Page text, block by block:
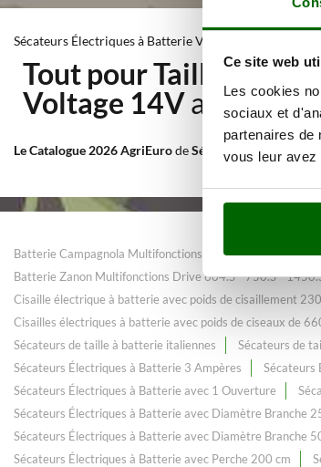
Ce site web
Les cookies
sociaux et
partenaires de
vous leur
Sécateurs Électriques à Batterie Voltage 14V
Tout pour Taille -
Voltage 14Vau
Le Catalogue 2026 AgriEurodeSécateurs Électriques
Batterie Campagnola Multifonctions Line 44 Batterie
Batterie Zanon Multifonctions Drive 604.S - 750.S -
Cisaille électrique à batterie avec poids de cisaillement
Cisailles électriques à batterie avec poids de ciseaux de
Sécateurs de taille à batterie italiennes
Sécateurs de
Sécateurs Électriques à Batterie 3 Ampères
Sécateurs
Sécateurs Électriques à Batterie avec 1 Ouverture
Sécateurs Électriques à Batterie avec Diamètre Branche
Sécateurs Électriques à Batterie avec Diamètre Branche
Sécateurs Électriques à Batterie avec Perche 200 cm